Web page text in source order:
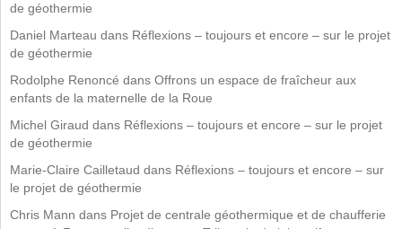
de géothermie
Daniel Marteau dans Réflexions – toujours et encore – sur le projet
de géothermie
Rodolphe Renoncé dans Offrons un espace de fraîcheur aux
enfants de la maternelle de la Roue
Michel Giraud dans Réflexions – toujours et encore – sur le projet
de géothermie
Marie-Claire Cailletaud dans Réflexions – toujours et encore – sur
le projet de géothermie
Chris Mann dans Projet de centrale géothermique et de chaufferie